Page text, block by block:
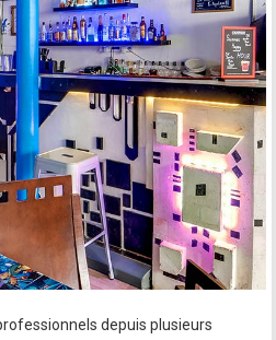
depuis plusieurs